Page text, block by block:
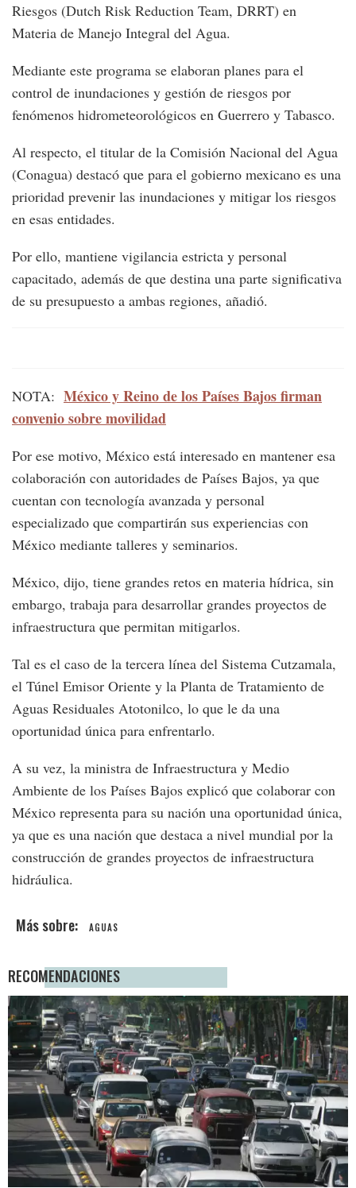
Riesgos (Dutch Risk Reduction Team, DRRT) en
Materia de Manejo Integral del Agua.
Mediante este programa se elaboran planes para el
control de inundaciones y gestión de riesgos por
fenómenos hidrometeorológicos en Guerrero y Tabasco.
Al respecto, el titular de la Comisión Nacional del Agua
(Conagua) destacó que para el gobierno mexicano es una
prioridad prevenir las inundaciones y mitigar los riesgos
en esas entidades.
Por ello, mantiene vigilancia estricta y personal
capacitado, además de que destina una parte significativa
de su presupuesto a ambas regiones, añadió.
NOTA: México y Reino de los Países Bajos firman
convenio sobre movilidad
Por ese motivo, México está interesado en mantener esa
colaboración con autoridades de Países Bajos, ya que
cuentan con tecnología avanzada y personal
especializado que compartirán sus experiencias con
México mediante talleres y seminarios.
México, dijo, tiene grandes retos en materia hídrica, sin
embargo, trabaja para desarrollar grandes proyectos de
infraestructura que permitan mitigarlos.
Tal es el caso de la tercera línea del Sistema Cutzamala,
el Túnel Emisor Oriente y la Planta de Tratamiento de
Aguas Residuales Atotonilco, lo que le da una
oportunidad única para enfrentarlo.
A su vez, la ministra de Infraestructura y Medio
Ambiente de los Países Bajos explicó que colaborar con
México representa para su nación una oportunidad única,
ya que es una nación que destaca a nivel mundial por la
construcción de grandes proyectos de infraestructura
hidráulica.
AGUAS
RECOMENDACIONES